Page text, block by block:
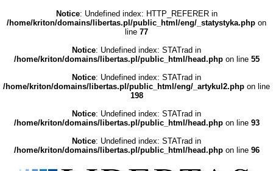
Notice: Undefined index: HTTP_REFERER in
/home/kriton/domains/libertas.pl/public_html/eng/_statystyka.php on
line 77
Notice: Undefined index: STATrad in
/home/kriton/domains/libertas.pl/public_html/head.phpon line 55
Notice: Undefined index: STATrad in
/home/kriton/domains/libertas.pl/public_html/eng/_artykul2.php on line
198
Notice: Undefined index: STATrad in
/home/kriton/domains/libertas.pl/public_html/head.phpon line 93
Notice: Undefined index: STATrad in
/home/kriton/domains/libertas.pl/public_html/head.phpon line 96